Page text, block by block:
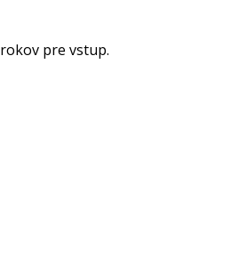
rokov pre vstup.